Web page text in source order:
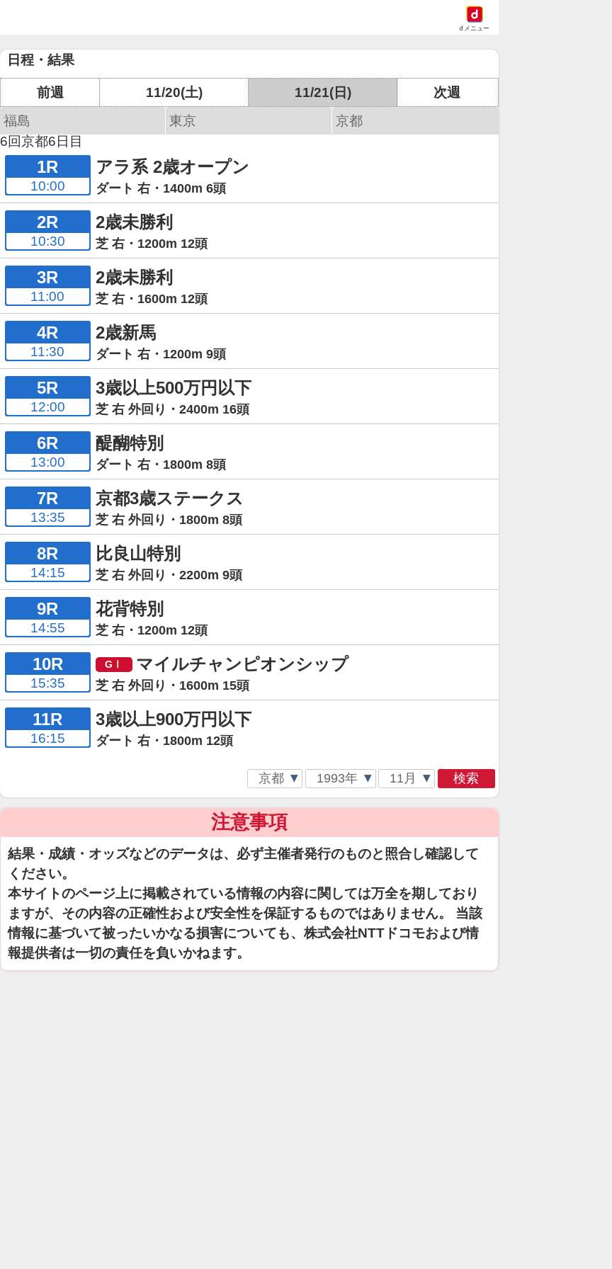
dメニュー
日程・結果
前週 11/20(土) 11/21(日)
次週
福島
東京
京都
6回京都6日目
1R
10:00
アラ系 2歳オープン
ダート 右・1400m 6頭
2R
10:30
2歳未勝利
芝 右・1200m 12頭
3R
11:00
2歳未勝利
芝 右・1600m 12頭
4R
11:30
2歳新馬
ダート 右・1200m 9頭
5R
12:00
3歳以上500万円以下
芝 右 外回り・2400m 16頭
6R
13:00
醍醐特別
ダート 右・1800m 8頭
7R
13:35
京都3歳ステークス
芝 右 外回り・1800m 8頭
8R
14:15
比良山特別
芝 右 外回り・2200m 9頭
9R
14:55
花背特別
芝 右・1200m 12頭
10R
15:35
マイルチャンピオンシップ
芝 右 外回り・1600m 15頭
11R
16:15
3歳以上900万円以下
ダート 右・1800m 12頭
検索
注意事項
結果・成績・オッズなどのデータは、必ず主催者発行のものと照合し確認して
ください。
本サイトのページ上に掲載されている情報の内容に関しては万全を期しており
ますが、その内容の正確性および安全性を保証するものではありません。 当該
情報に基づいて被ったいかなる損害についても、株式会社NTTドコモおよび情
報提供者は一切の責任を負いかねます。